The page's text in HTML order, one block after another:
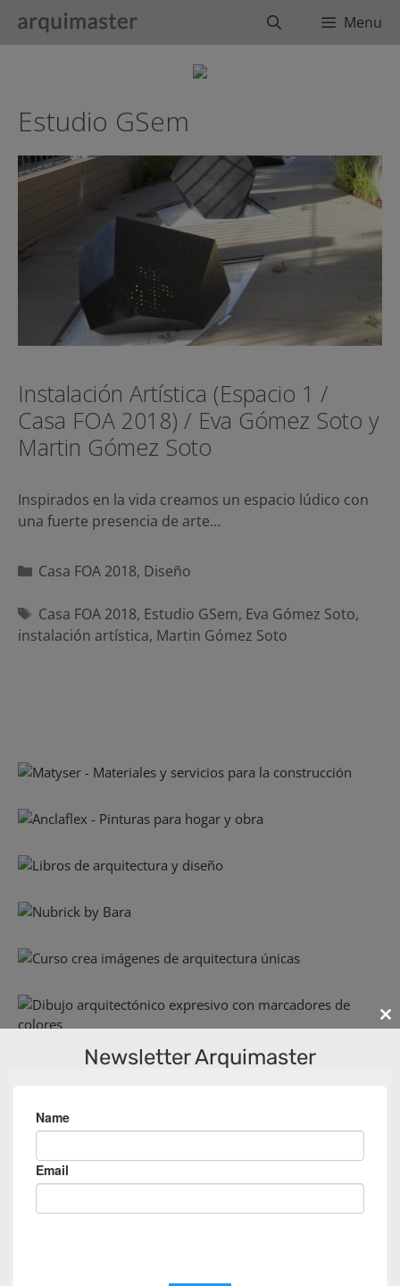
BuscarMenu
Estudio GSem
Instalación Artística (Espacio 1 /
Casa FOA 2018) / Eva Gómez Soto y
Martin Gómez Soto
Inspirados en la vida creamos un espacio lúdico con
una fuerte presencia de arte…
Categorías
Casa FOA 2018, Diseño
Etiquetas
Casa FOA 2018, Estudio GSem, Eva Gómez Soto,
instalación artística, Martin Gómez Soto
Newsletter Arquimaster